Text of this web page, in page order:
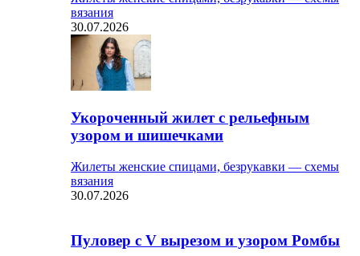
вязания
30.07.2026
Укороченный жилет с рельефным
узором и шишечками
Жилеты женские спицами, безрукавки — схемы
вязания
30.07.2026
Пуловер с V вырезом и узором Ромбы